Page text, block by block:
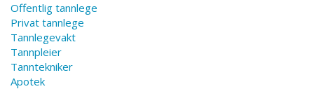
Offentlig tannlege
Privat tannlege
Tannlegevakt
Tannpleier
Tanntekniker
Apotek